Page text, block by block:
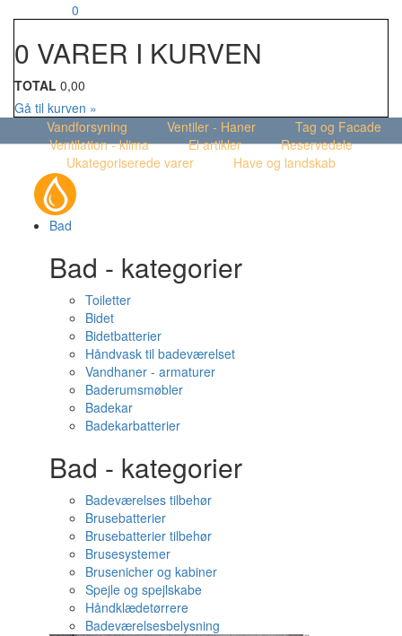
0
0 VARER I KURVEN
TOTAL 0,00
Gå til kurven »
Vandforsyning
Ventiler - Haner
Tag og Facade
Ventilation - klima
El artikler
Reservedele
Ukategoriserede varer
Have og landskab
Bad
Bad - kategorier
Toiletter
Bidet
Bidetbatterier
Håndvask til badeværelset
Vandhaner - armaturer
Baderumsmøbler
Badekar
Badekarbatterier
Bad - kategorier
Badeværelses tilbehør
Brusebatterier
Brusebatterier tilbehør
Brusesystemer
Brusenicher og kabiner
Spejle og spejlskabe
Håndklædetørrere
Badeværelsesbelysning